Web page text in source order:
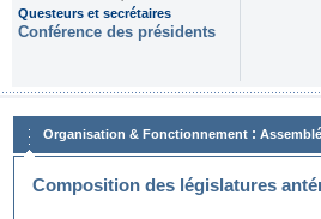
Questeurs et secrétaires
Conférence des présidents
Organisation & Fonctionnement :
Composition des législatures